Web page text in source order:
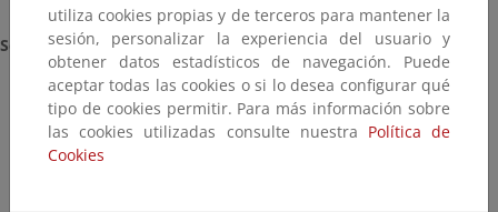
Servicios:
Información y orientación al visitante
Biblioteca,
Venta de libros y mapas
utiliza cookies propias y de terceros para mantener la
sesión, personalizar la experiencia del usuario y
obtener datos estadísticos de navegación. Puede
aceptar todas las cookies o si lo desea configurar qué
tipo de cookies permitir. Para más información sobre
las cookies utilizadas consulte nuestra Política de
Cookies